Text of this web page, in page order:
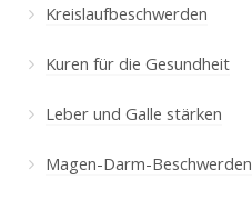
Kreislaufbeschwerden
Kuren für die Gesundheit
Leber und Galle stärken
Magen-Darm-Beschwerden